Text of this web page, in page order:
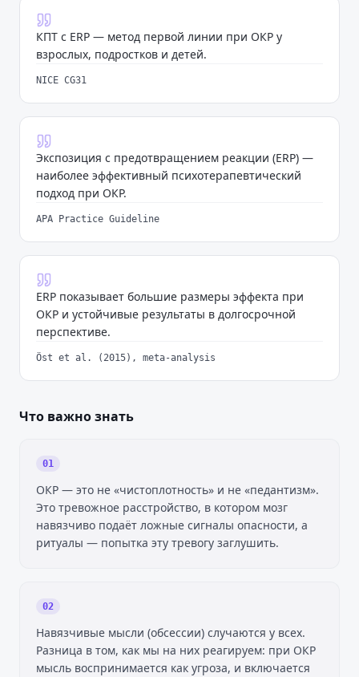
КПТ с ERP — метод первой линии при ОКР у
взрослых, подростков и детей.
NICE CG31
Экспозиция с предотвращением реакции (ERP) —
наиболее эффективный психотерапевтический
подход при ОКР.
APA Practice Guideline
ERP показывает большие размеры эффекта при
ОКР и устойчивые результаты в долгосрочной
перспективе.
Öst et al. (2015), meta-analysis
Что важно знать
01
ОКР — это не «чистоплотность» и не «педантизм».
Это тревожное расстройство, в котором мозг
навязчиво подаёт ложные сигналы опасности, а
ритуалы — попытка эту тревогу заглушить.
02
Навязчивые мысли (обсессии) случаются у всех.
Разница в том, как мы на них реагируем: при ОКР
мысль воспринимается как угроза, и включается